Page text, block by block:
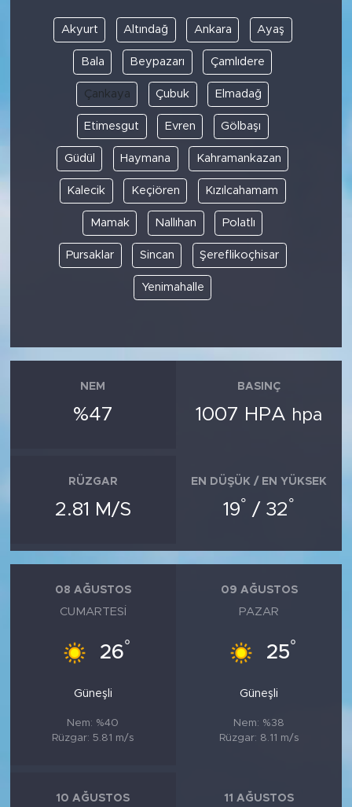
Akyurt Altındağ Ankara Ayaş
Bala Beypazarı Çamlıdere
Çankaya Çubuk Elmadağ
Etimesgut Evren Gölbaşı
Güdül Haymana Kahramankazan
Kalecik Keçiören Kızılcahamam
Mamak Nallıhan Polatlı
Pursaklar Sincan Şereflikoçhisar
Yenimahalle
NEM
%47
BASINÇ
1007 HPA hpa
RÜZGAR
2.81 M/S
EN DÜŞÜK / EN YÜKSEK
19° / 32°
08 AĞUSTOS
CUMARTESI
26°
Güneşli
Nem: %40
Rüzgar: 5.81 m/s
09 AĞUSTOS
PAZAR
25°
Güneşli
Nem: %38
Rüzgar: 8.11 m/s
10 AĞUSTOS 11 AĞUSTOS